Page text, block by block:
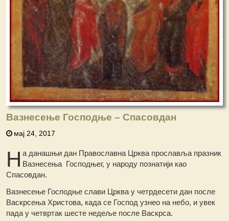
Вазнесење Господње – Спасовдан
мај 24, 2017
Н а данашњи дан Православна Црква прославља празник
Вазнесења Господњег, у народу познатији као
Спасовдан.
Вазнесење Господње слави Црква у четрдесети дан после
Васкрсења Христова, када се Господ узнео на небо, и увек
пада у четвртак шесте недеље после Васкрса.